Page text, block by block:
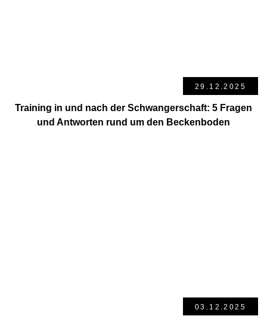
29.12.2025
Training in und nach der Schwangerschaft: 5 Fragen
und Antworten rund um den Beckenboden
03.12.2025